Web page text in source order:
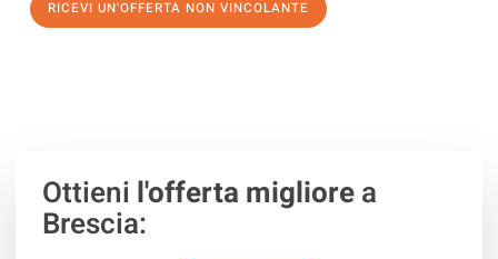
RICEVI UN'OFFERTA NON VINCOLANTE
Ottieni l'offerta migliorea
Brescia: